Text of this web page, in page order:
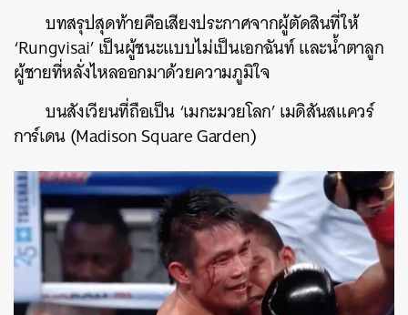
บทสรุปสุดท้ายคือเสียงประกาศจากผู้ตัดสินที่ให้
‘Rungvisai’ เป็นผู้ชนะแบบไม่เป็นเอกฉันท์ และน้ำตาลูก
ผู้ชายที่หลั่งไหลออกมาด้วยความภูมิใจ
บนสังเวียนที่ถือเป็น ‘เมกะมวยโลก’​ เมดิสันสแควร์
การ์เดน (Madison Square Garden)